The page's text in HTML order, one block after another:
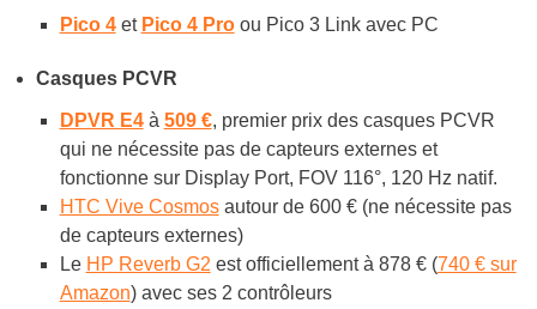
Pico 4et Pico 4 Proou Pico 3 Link avec PC
Casques PCVR
DPVR E4à 509 €, premier prix des casques PCVR
qui ne nécessite pas de capteurs externes et
fonctionne sur Display Port, FOV 116°, 120 Hz natif.
HTC Vive Cosmosautour de 600 € (ne nécessite pas
de capteurs externes)
Le HP Reverb G2 est officiellement à 878 € (740 € sur
Amazon) avec ses 2 contrôleurs